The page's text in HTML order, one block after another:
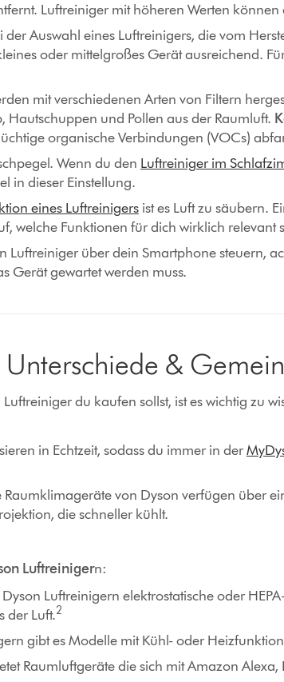
Luftreiniger mit höheren Werten
der Auswahl eines Luftreinigers, die vom
oder mittelgroßes Gerät ausreichend.
mit verschiedenen Arten von Filtern
Hautschuppen und Pollen aus der Raumluft.
organische Verbindungen (VOCs)
Wenn du den Luftreiniger im
in dieser Einstellung.
eines Luftreinigersist es Luft zu säubern.
welche Funktionen für dich wirklich relevant
Luftreiniger über dein Smartphone steuern,
Gerät gewartet werden muss.
&
du kaufen sollst, ist es wichtig zu
in Echtzeit, sodass du immer in der
Raumklimageräte von Dyson verfügen über
die schneller kühlt.
Luftreinigern:
Luftreinigern elektrostatische oder
der Luft.2
gibt es Modelle mit Kühl- oder
Raumluftgeräte die sich mit Amazon